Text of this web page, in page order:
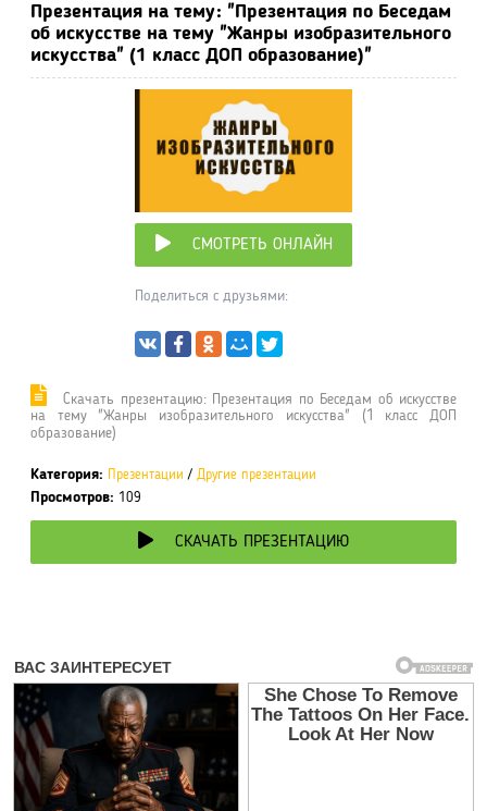
Презентация на тему: "Презентация по Беседам
об искусстве на тему "Жанры изобразительного
искусства" (1 класс ДОП образование)"
СМОТРЕТЬ ОНЛАЙН
Поделиться с друзьями:
Cкачать презентацию: Презентация по Беседам об искусстве
на тему "Жанры изобразительного искусства" (1 класс ДОП
образование)
Категория: Презентации / Другие презентации
Просмотров: 109
СКАЧАТЬ ПРЕЗЕНТАЦИЮ